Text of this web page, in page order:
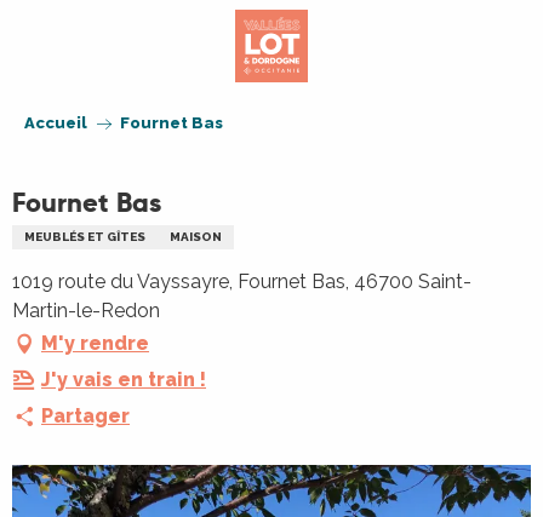
Accueil Fournet Bas
Fournet Bas
MEUBLÉS ET GÎTES MAISON
1019 route du Vayssayre, Fournet Bas, 46700 Saint-
Martin-le-Redon
M'y rendre
J'y vais en train !
Partager